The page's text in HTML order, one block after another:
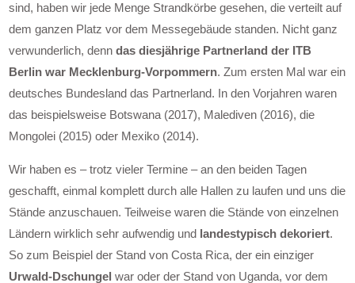
sind, haben wir jede Menge Strandkörbe gesehen, die verteilt auf
dem ganzen Platz vor dem Messegebäude standen. Nicht ganz
verwunderlich, denndas diesjährige Partnerland der ITB
Berlin war Mecklenburg-Vorpommern. Zum ersten Mal war ein
deutsches Bundesland das Partnerland. In den Vorjahren waren
das beispielsweise Botswana (2017), Malediven (2016), die
Mongolei (2015) oder Mexiko (2014).
Wir haben es – trotz vieler Termine – an den beiden Tagen
geschafft, einmal komplett durch alle Hallen zu laufen und uns die
Stände anzuschauen. Teilweise waren die Stände von einzelnen
Ländern wirklich sehr aufwendig und landestypisch dekoriert.
So zum Beispiel der Stand von Costa Rica, der ein einziger
Urwald-Dschungel war oder der Stand von Uganda, vor dem